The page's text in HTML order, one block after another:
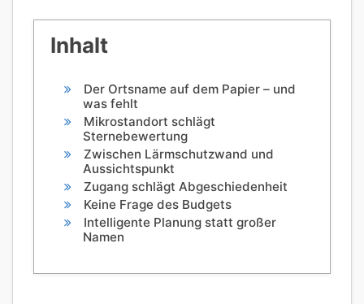
Inhalt
Der Ortsname auf dem Papier – und
was fehlt
Mikrostandort schlägt
Sternebewertung
Zwischen Lärmschutzwand und
Aussichtspunkt
Zugang schlägt Abgeschiedenheit
Keine Frage des Budgets
Intelligente Planung statt großer
Namen